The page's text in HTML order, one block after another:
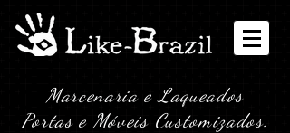
Marcenaria e Laqueados
Portas e Móveis Customizados.